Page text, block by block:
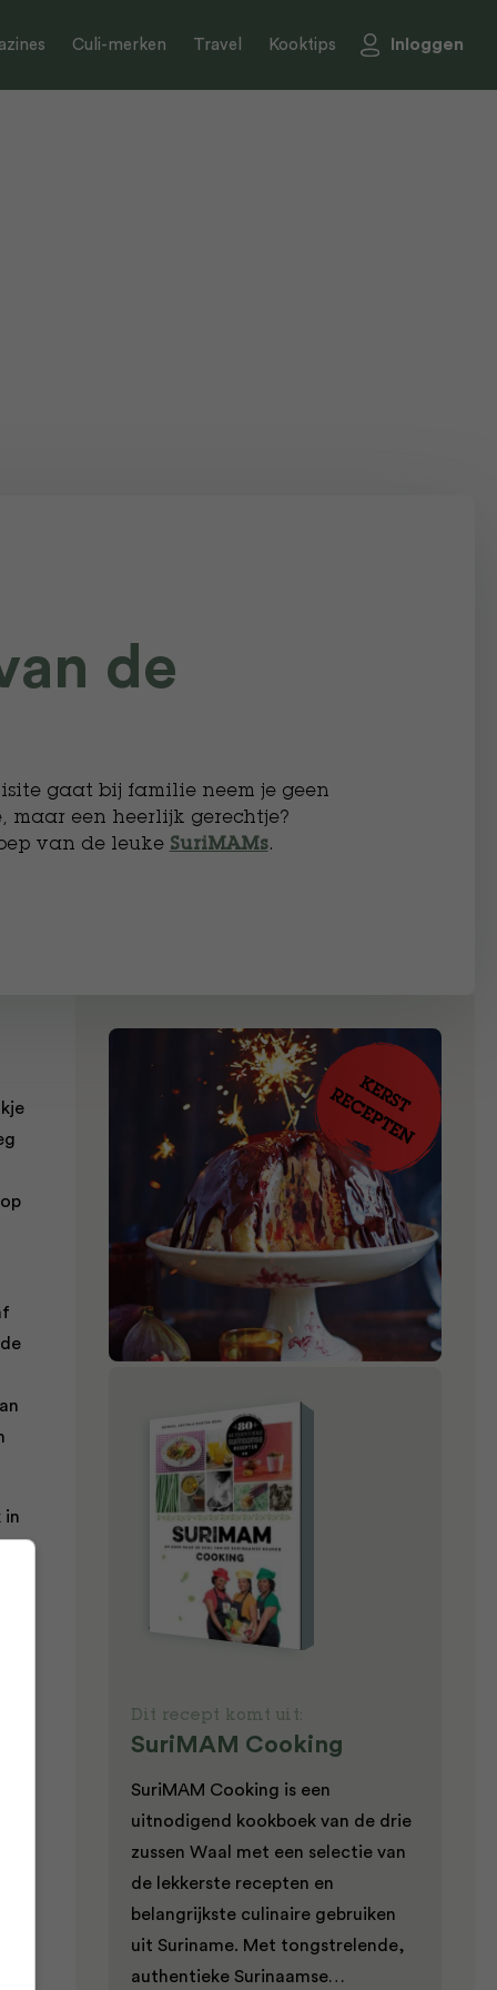
Culi-merken Travel Kooktips Inloggen
de
gaat bij familie neem je geen
maar een heerlijk gerechtje?
van de leuke SuriMAMs.
in
Dit recept komt uit:
SuriMAM Cooking
SuriMAM Cooking is een
uitnodigend kookboek van de drie
zussen Waal met een selectie van
de lekkerste recepten en
belangrijkste culinaire gebruiken
uit Suriname. Met tongstrelende,
authentieke Surinaamse…